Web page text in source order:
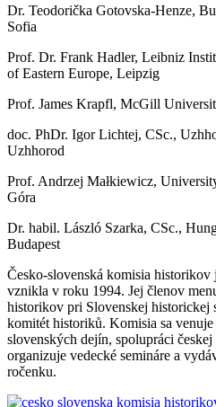
Dr. Teodorička Gotovska-Henze,
Sofia
Prof. Dr. Frank Hadler, Leibniz
of Eastern Europe, Leipzig
Prof. James Krapfl, McGill
doc. PhDr. Igor Lichtej, CSc.,
Uzhhorod
Prof. Andrzej Małkiewicz,
Góra
Dr. habil. László Szarka, CSc.,
Budapest
Česko-slovenská komisia historikov
vznikla v roku 1994. Jej členov
historikov pri Slovenskej historickej
komitét historiků. Komisia sa
slovenských dejín, spolupráci
organizuje vedecké semináre a
ročenku.